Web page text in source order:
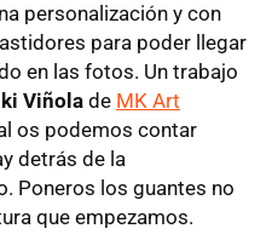
personalización y con
para poder llegar
en las fotos. Un trabajo
Viñola de MK Art
os podemos contar
detrás de la
Poneros los guantes no
que empezamos.